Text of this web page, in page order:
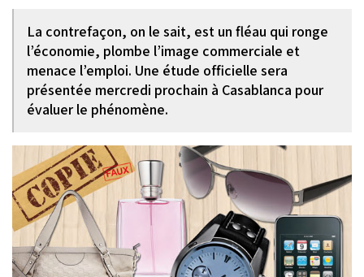
La contrefaçon, on le sait, est un fléau qui ronge
l’économie, plombe l’image commerciale et
menace l’emploi. Une étude officielle sera
présentée mercredi prochain à Casablanca pour
évaluer le phénomène.